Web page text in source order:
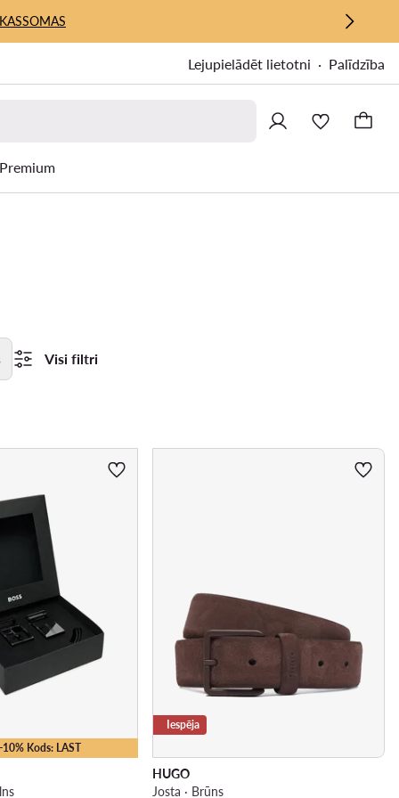
Lejupielādēt lietotni Palīdzība
Premium
Visi filtri
Kods: LAST
Iespēja
HUGO
Josta · Brūns